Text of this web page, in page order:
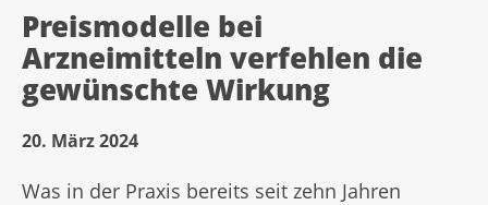
Preismodelle bei
Arzneimitteln verfehlen die
gewünschte Wirkung
20. März 2024
Was in der Praxis bereits seit zehn Jahren